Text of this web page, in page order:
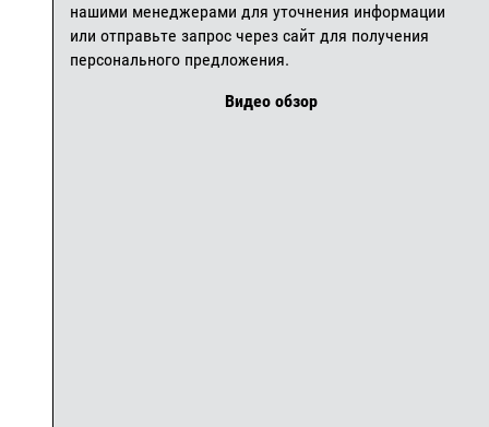
нашими менеджерами для уточнения информации
или отправьте запрос через сайт для получения
персонального предложения.
Видео обзор